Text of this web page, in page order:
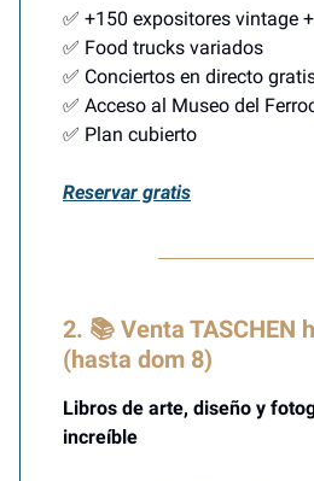
✅ +150 expositores vintage
✅ Food trucks variados
✅ Conciertos en directo
✅ Acceso al Museo del
✅ Plan cubierto
Reservar gratis
2. 📚 Venta TASCHEN
(hasta dom 8)
Libros de arte, diseño y
increíble